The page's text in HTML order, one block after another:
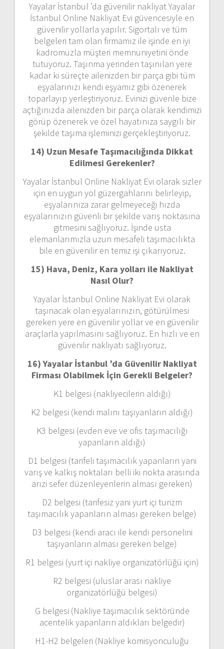
Yayalar İstanbul ’da güvenilir nakliyat Yayalar
İstanbul Online Nakliyat Evi güvencesiyle en
güvenilir yollarla yapılır. Sigortalı ve tüm
belgeleri tam olan firmamız ile işinde en iyi
kadromuzla müşteri memnuniyetini önde
tutuyoruz. Taşınma yerinden taşınılan yere
kadar ki süreçte ailenizden bir parça gibi tüm
eşyalarınızı kendi eşyamız gibi özenerek
toparlayıp yerleştiriyoruz. Evinizi güvenle bize
açtığınızda ailenizden bir parça olarak kendimizi
görüp özenerek ve özel hayatınıza saygılı bir
şekilde taşıma işleminizi gerçekleştiriyoruz.
14) Uzun Mesafe Taşımacılığında Dikkat
Edilmesi Gerekenler?
Yayalar İstanbul Online Nakliyat Evi olarak sizler
için en uygun yol güzergahlarını belirleyip,
eşyalarınıza zarar gelmeyeceği hızda
eşyalarınızın güvenli bir şekilde varış noktasına
gitmesini sağlıyoruz. İşinde usta
elemanlarımızla uzun mesafeli taşımacılıkta
bile en güvenilir en temiz işi çıkarıyoruz.
15) Hava, Deniz, Kara yolları ile Nakliyat
Nasıl Olur?
Yayalar İstanbul Online Nakliyat Evi olarak
taşınacak olan eşyalarınızın, götürülmesi
gereken yere en güvenilir yollar ve en güvenilir
araçlarla yapılmasını sağlıyoruz. En hızlı ve en
güvenilir nakliyatı sağlıyoruz.
16) Yayalar İstanbul ’da Güvenilir Nakliyat
Firması Olabilmek İçin Gerekli Belgeler?
K1 belgesi (nakliyecilerin aldığı)
K2 belgesi (kendi malını taşıyanların aldığı)
K3 belgesi (evden eve ve ofis taşımacılığı
yapanların aldığı)
D1 belgesi (tarifeli taşımacılık yapanların yani
varış ve kalkış noktaları belli iki nokta arasında
arızi sefer düzenleyenlerin alması gereken)
D2 belgesi (tarifesiz yani yurt içi turizm
taşımacılık yapanların alması gereken belge)
D3 belgesi (kendi aracı ile kendi personelini
taşıyanların alması gereken belge)
R1 belgesi (yurt içi nakliye organizatörlüğü için)
R2 belgesi (uluslar arası nakliye
organizatörlüğü belgesi)
G belgesi (Nakliye taşımacılık sektöründe
acentelik yapanların aldıkları belgedir)
H1-H2 belgeleri (Nakliye komisyonculuğu